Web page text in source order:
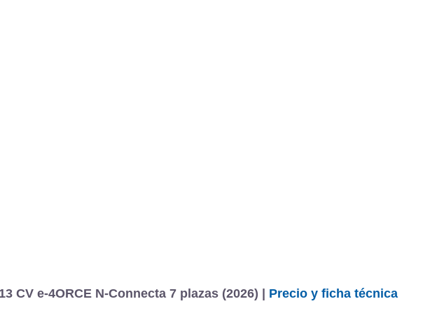
CV e-4ORCE N-Connecta 7 plazas (2026) | Precio y ficha técnica